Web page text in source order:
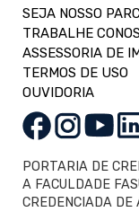
SEJA NOSSO
TRABALHE
ASSESSORIA DE
TERMOS DE USO
OUVIDORIA
PORTARIA DE
A FACULDADE
CREDENCIADA DE